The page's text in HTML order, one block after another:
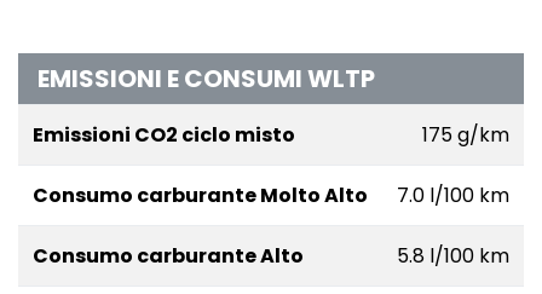
EMISSIONI E CONSUMI WLTP
Emissioni CO2 ciclo misto 175 g/km
Consumo carburante Molto Alto 7.0 l/100 km
Consumo carburante Alto 5.8 l/100 km